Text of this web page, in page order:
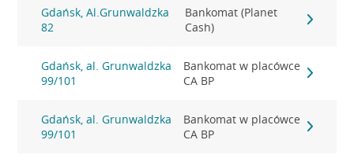
Gdańsk, Al.Grunwaldzka
82
Bankomat (Planet
Cash)
Gdańsk, al. Grunwaldzka
99/101
Bankomat w placówce
CA BP
Gdańsk, al. Grunwaldzka
99/101
Bankomat w placówce
CA BP